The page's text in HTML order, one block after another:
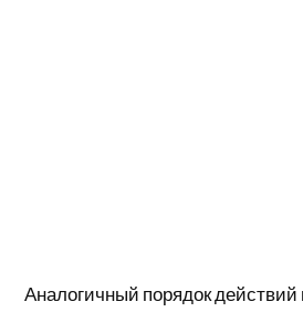
Аналогичный порядок действий